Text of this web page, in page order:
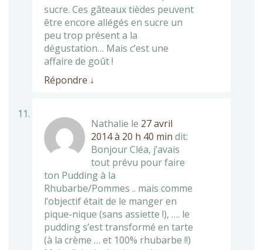
sucre. Ces gâteaux tièdes peuvent
être encore allégés en sucre un
peu trop présent a la
dégustation… Mais c’est une
affaire de goût !
Répondre ↓
Nathalie le 27 avril
2014 à 20 h 40 min dit:
Bonjour Cléa, j’avais
tout prévu pour faire
ton Pudding à la
Rhubarbe/Pommes .. mais comme
l’objectif était de le manger en
pique-nique (sans assiette !), …. le
pudding s’est transformé en tarte
(à la crème … et 100% rhubarbe !!)